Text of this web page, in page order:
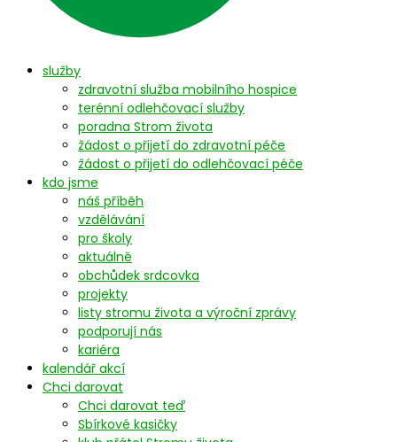
služby
zdravotní služba mobilního hospice
terénní odlehčovací služby
poradna Strom života
žádost o přijetí do zdravotní péče
žádost o přijetí do odlehčovací péče
kdo jsme
náš příběh
vzdělávání
pro školy
aktuálně
obchůdek srdcovka
projekty
listy stromu života a výroční zprávy
podporují nás
kariéra
kalendář akcí
Chci darovat
Chci darovat teď
Sbírkové kasičky